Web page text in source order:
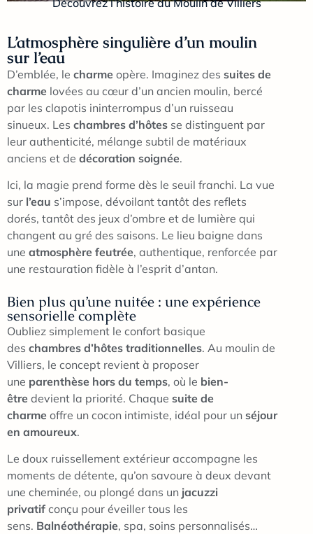
L’atmosphère singulière d’un moulin
sur l’eau
D’emblée, le charme opère. Imaginez des suites de
charme lovées au cœur d’un ancien moulin, bercé
par les clapotis ininterrompus d’un ruisseau
sinueux. Les chambres d’hôtes se distinguent par
leur authenticité, mélange subtil de matériaux
anciens et de décoration soignée.
Ici, la magie prend forme dès le seuil franchi. La vue
sur l’eau s’impose, dévoilant tantôt des reflets
dorés, tantôt des jeux d’ombre et de lumière qui
changent au gré des saisons. Le lieu baigne dans
une atmosphère feutrée, authentique, renforcée par
une restauration fidèle à l’esprit d’antan.
Bien plus qu’une nuitée : une expérience
sensorielle complète
Oubliez simplement le confort basique
des chambres d’hôtes traditionnelles. Au moulin de
Villiers, le concept revient à proposer
une parenthèse hors du temps, où le bien-
être devient la priorité. Chaque suite de
charme offre un cocon intimiste, idéal pour un séjour
en amoureux.
Le doux ruissellement extérieur accompagne les
moments de détente, qu’on savoure à deux devant
une cheminée, ou plongé dans un jacuzzi
privatif conçu pour éveiller tous les
sens. Balnéothérapie, spa, soins personnalisés…